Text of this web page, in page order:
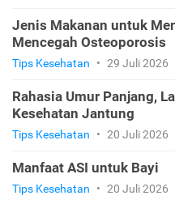
Jenis Makanan untuk
Mencegah Osteoporosis
Tips Kesehatan • 29 Juli 2026
Rahasia Umur Panjang,
Kesehatan Jantung
Tips Kesehatan • 20 Juli 2026
Manfaat ASI untuk Bayi
Tips Kesehatan • 20 Juli 2026